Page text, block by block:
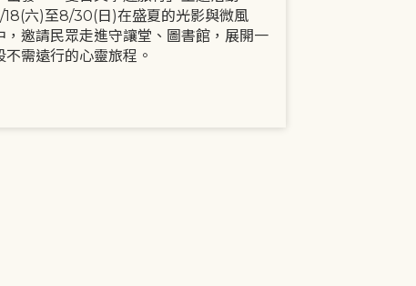
18(六)至8/30(日)在盛夏的光影與微風
，邀請民眾走進守讓堂、圖書館，展開一
不需遠行的心靈旅程。